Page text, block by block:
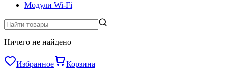
Модули Wi-Fi
Ничего не найдено
Избранное Корзина